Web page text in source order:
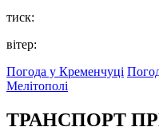
тиск:
вітер:
Погода у Кременчуці
Мелітополі
ТРАНСПОРТ